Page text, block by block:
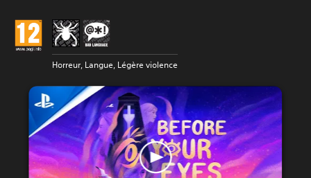
Horreur, Langue, Légère violence